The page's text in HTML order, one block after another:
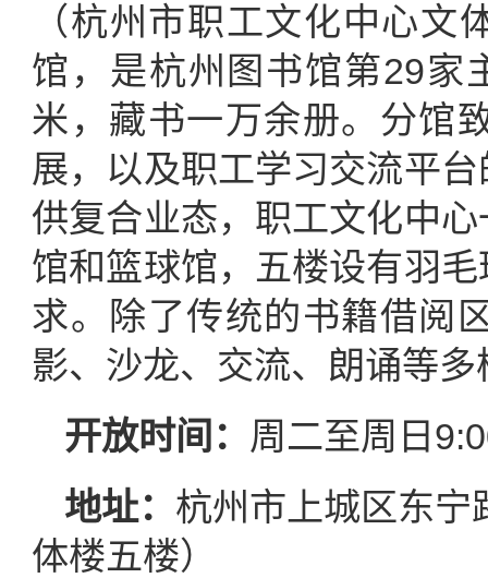
（杭州市职工文化中心文
馆，是杭州图书馆第29家
米，藏书一万余册。分馆
展，以及职工学习交流平
供复合业态，职工文化中
馆和篮球馆，五楼设有羽
求。除了传统的书籍借阅
影、沙龙、交流、朗诵等
开放时间： 周二至周日
地址： 杭州市上城区东宁
体楼五楼）